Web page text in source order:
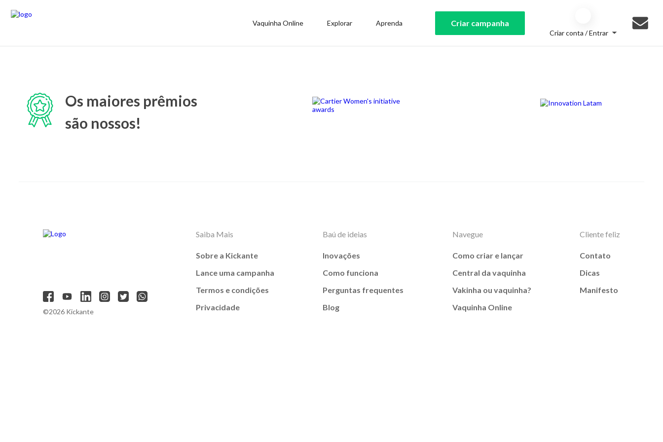
Vaquinha Online Explorar Aprenda Criar campanha
Criar conta / Entrar
Os maiores prêmios
são nossos!
©2026 Kickante
Saiba Mais
Sobre a Kickante
Lance uma campanha
Termos e condições
Privacidade
Baú de ideias
Inovações
Como funciona
Perguntas frequentes
Blog
Navegue
Como criar e lançar
Central da vaquinha
Vakinha ou vaquinha?
Vaquinha Online
Cliente feliz
Contato
Dicas
Manifesto